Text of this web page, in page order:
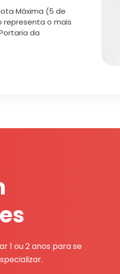
Máxima (5 de
representa o mais
da
1 ou 2 anos para se